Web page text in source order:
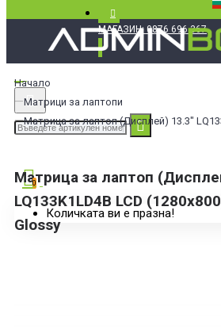
МАГАЗИН: 0876 696 367
0
Количката ви е празна!
Начало
Матрици за лаптопи
Матрица за лаптоп (Дисплей) 13.3"
Матрица за лаптоп
LQ133K1LD4B LCD
Glossy